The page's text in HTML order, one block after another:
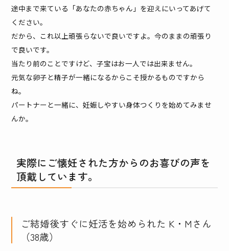
途中まで来ている「あなたの赤ちゃん」を迎えにいってあげて
ください。
だから、これ以上頑張らないで良いですよ。今のままの頑張り
で良いです。
当たり前のことですけど、子宝はお一人では出来ません。
元気な卵子と精子が一緒になるからこそ授かるものですから
ね。
パートナーと一緒に、妊娠しやすい身体つくりを始めてみませ
んか。
実際にご懐妊された方からのお喜びの声を
頂戴しています。
ご結婚後すぐに妊活を始められた K・Mさん
（38歳）